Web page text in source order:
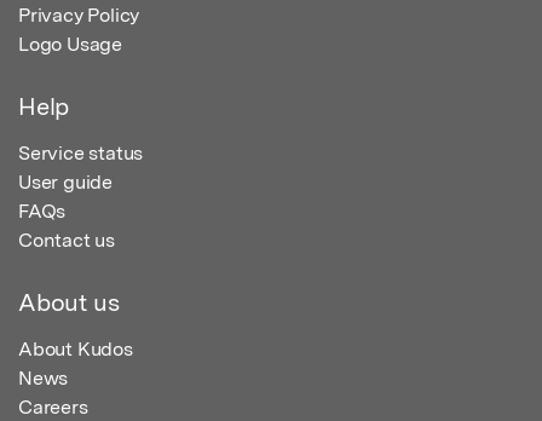
Privacy Policy
Logo Usage
Help
Service status
User guide
FAQs
Contact us
About us
About Kudos
News
Careers